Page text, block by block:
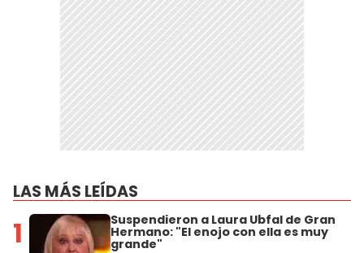
LAS MÁS LEÍDAS
1 Suspendieron a Laura Ubfal de Gran
Hermano: "El enojo con ella es muy
grande"